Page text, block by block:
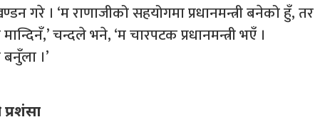
गरे । ‘म राणाजीको सहयोगमा प्रधानमन्त्री बनेको हुँ, तर
चन्दले भने, ‘म चारपटक प्रधानमन्त्री भएँ ।
।’